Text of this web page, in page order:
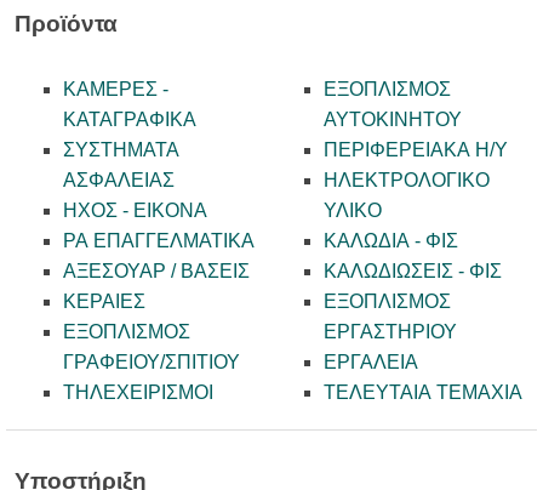
Προϊόντα
ΚΑΜΕΡΕΣ -
KATAΓΡΑΦΙΚΑ
ΣΥΣΤΗΜΑΤΑ
ΑΣΦΑΛΕΙΑΣ
ΗΧΟΣ - ΕΙΚΟΝΑ
PA ΕΠΑΓΓΕΛΜΑΤΙΚΑ
ΑΞΕΣΟΥΑΡ / ΒΑΣΕΙΣ
ΚΕΡΑΙΕΣ
ΕΞΟΠΛΙΣΜΟΣ
ΓΡΑΦΕΙΟΥ/ΣΠΙΤΙΟΥ
ΤΗΛΕΧΕΙΡΙΣΜΟΙ
ΕΞΟΠΛΙΣΜΟΣ
ΑΥΤΟΚΙΝΗΤΟΥ
ΠΕΡΙΦΕΡΕΙΑΚΑ Η/Υ
ΗΛΕΚΤΡΟΛΟΓΙΚΟ
ΥΛΙΚΟ
ΚΑΛΩΔΙΑ - ΦΙΣ
ΚΑΛΩΔΙΩΣΕΙΣ - ΦΙΣ
ΕΞΟΠΛΙΣΜΟΣ
ΕΡΓΑΣΤΗΡΙΟΥ
ΕΡΓΑΛΕΙΑ
ΤΕΛΕΥΤΑΙΑ ΤΕΜΑΧΙΑ
Υποστήριξη